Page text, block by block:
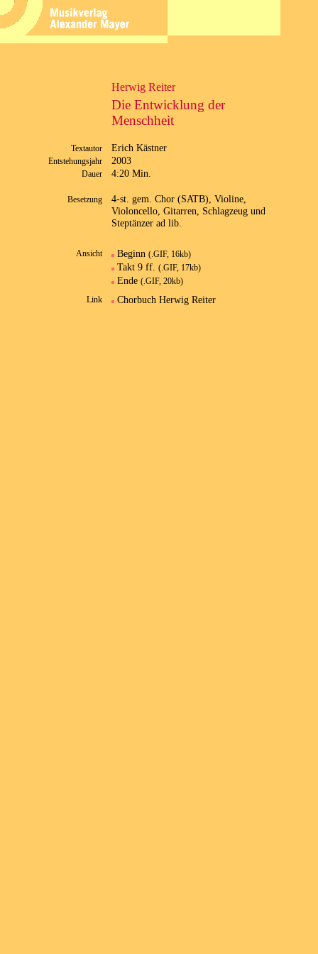
Herwig Reiter
Die Entwicklung der
Menschheit
Textautor Erich Kästner
Entstehungsjahr 2003
Dauer 4:20 Min.
Besetzung
4-st. gem. Chor (SATB), Violine,
Violoncello, Gitarren, Schlagzeug und
Steptänzer ad lib.
Ansicht Beginn (.GIF, 16kb)
Takt 9 ff. (.GIF, 17kb)
Ende (.GIF, 20kb)
Link
Chorbuch Herwig Reiter